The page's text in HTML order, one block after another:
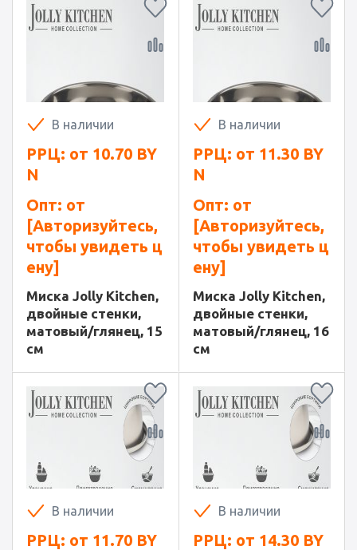
В наличии
РРЦ: от 10.70 BY
N
Опт: от
[Авторизуйтесь,
чтобы увидеть ц
ену]
Миска Jolly Kitchen,
двойные стенки,
матовый/глянец, 15
см
В наличии
РРЦ: от 11.30 BY
N
Опт: от
[Авторизуйтесь,
чтобы увидеть ц
ену]
Миска Jolly Kitchen,
двойные стенки,
матовый/глянец, 16
см
В наличии
РРЦ: от 11.70 BY
В наличии
РРЦ: от 14.30 BY